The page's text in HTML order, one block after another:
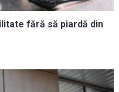
fără să piardă din